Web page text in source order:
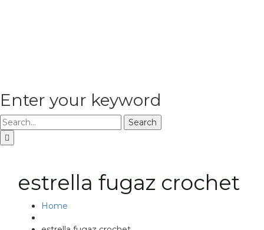
Enter your keyword
Search
estrella fugaz crochet
Home